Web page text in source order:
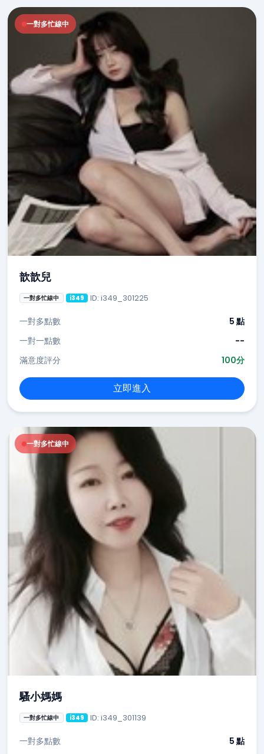
一對多忙線中
歆歆兒
一對多忙線中 i349 ID: i349_301225
一對多點數
5 點
一對一點數
--
滿意度評分
100分
立即進入
一對多忙線中
騷小媽媽
一對多忙線中 i349 ID: i349_301139
一對多點數 5 點